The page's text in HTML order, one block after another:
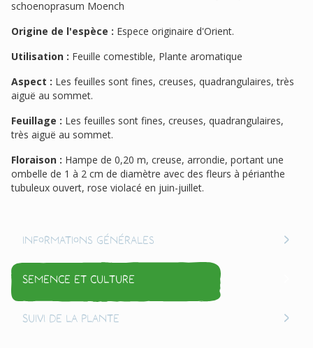
schoenoprasum Moench
Origine de l'espèce : Espece originaire d'Orient.
Utilisation : Feuille comestible, Plante aromatique
Aspect : Les feuilles sont fines, creuses, quadrangulaires, très
aiguë au sommet.
Feuillage : Les feuilles sont fines, creuses, quadrangulaires,
très aiguë au sommet.
Floraison : Hampe de 0,20 m, creuse, arrondie, portant une
ombelle de 1 à 2 cm de diamètre avec des fleurs à périanthe
tubuleux ouvert, rose violacé en juin-juillet.
Informations générales
Semence et culture
Suivi de la plante